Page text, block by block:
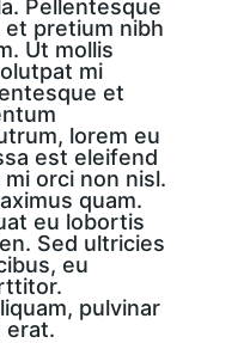
Pellentesque
et pretium nibh
Ut mollis
mi
et
lorem eu
est eleifend
orci non nisl.
quam.
eu lobortis
Sed ultricies
eu
pulvinar
erat.